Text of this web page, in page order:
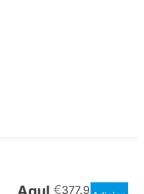
€377.9